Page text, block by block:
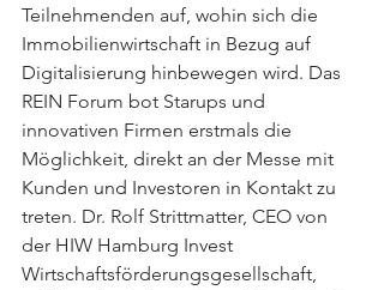
Teilnehmenden auf, wohin sich die
Immobilienwirtschaft in Bezug auf
Digitalisierung hinbewegen wird. Das
REIN Forum bot Starups und
innovativen Firmen erstmals die
Möglichkeit, direkt an der Messe mit
Kunden und Investoren in Kontakt zu
treten. Dr. Rolf Strittmatter, CEO von
der HIW Hamburg Invest
Wirtschaftsförderungsgesellschaft,